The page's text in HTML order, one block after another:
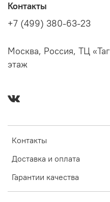
Контакты
Доставка и оплата
Гарантии качества
Контакты
+7 (499) 380-63-23
Москва, Россия, ТЦ
этаж